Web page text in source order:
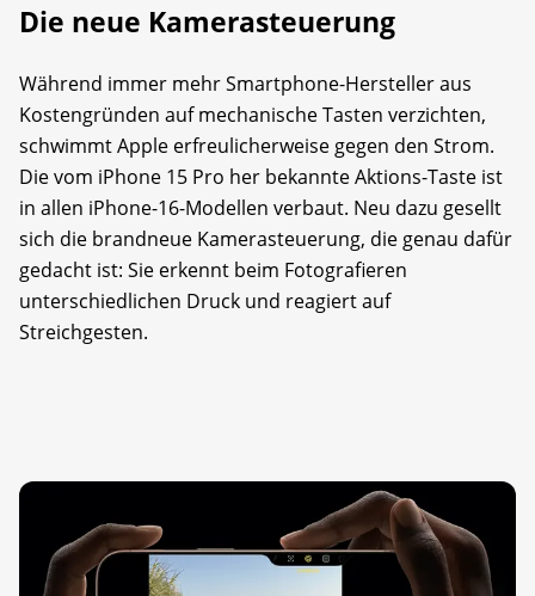
Die neue Kamerasteuerung
Während immer mehr Smartphone-Hersteller aus
Kostengründen auf mechanische Tasten verzichten,
schwimmt Apple erfreulicherweise gegen den Strom.
Die vom iPhone 15 Pro her bekannte Aktions-Taste ist
in allen iPhone-16-Modellen verbaut. Neu dazu gesellt
sich die brandneue Kamerasteuerung, die genau dafür
gedacht ist: Sie erkennt beim Fotografieren
unterschiedlichen Druck und reagiert auf
Streichgesten.